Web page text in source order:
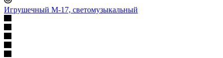
Игрушечный М-17, светомузыкальный